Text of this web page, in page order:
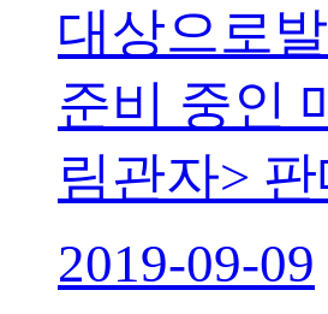
대상으로
준비 중인
림관자>
2019-09-09